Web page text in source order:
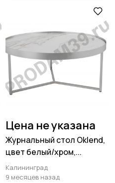
Цена не указана
Журнальный стол Oklend,
цвет белый/хром,...
Калининград
9 месяцев назад